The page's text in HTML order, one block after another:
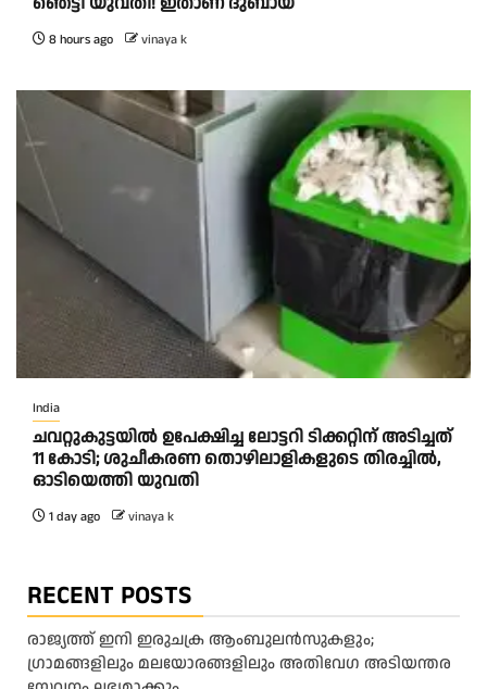
8 hours ago vinaya k
India
ചവറ്റുകുട്ടയിൽ ഉപേക്ഷിച്ച ലോട്ടറി ടിക്കറ്റിന് അടിച്ചത്
11 കോടി; ശുചീകരണ തൊഴിലാളികളുടെ തിരച്ചിൽ,
ഓടിയെത്തി യുവതി
1 day ago vinaya k
RECENT POSTS
രാജ്യത്ത് ഇനി ഇരുചക്ര ആംബുലന്‍സുകളും;
ഗ്രാമങ്ങളിലും മലയോരങ്ങളിലും അതിവേഗ അടിയന്തര